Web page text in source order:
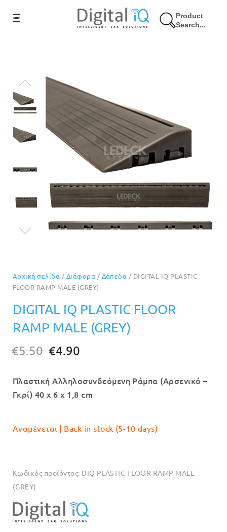
Product
Search...
Αρχική σελίδα / Διάφορα / Δάπεδα / DIGITAL IQ PLASTIC
FLOOR RAMP MALE (GREY)
DIGITAL IQ PLASTIC FLOOR
RAMP MALE (GREY)
€5.50 Original
was:
€5.50.
€4.90
τιμή
είναι:
Πλαστική Αλληλοσυνδεόμενη Ράμπα (Αρσενικό –
Γκρί) 40 x 6 x 1,8 cm
Αναμένεται | Back in stock (5-10 days)
Κωδικός προϊόντος: DIQ PLASTIC FLOOR RAMP MALE
(GREY)